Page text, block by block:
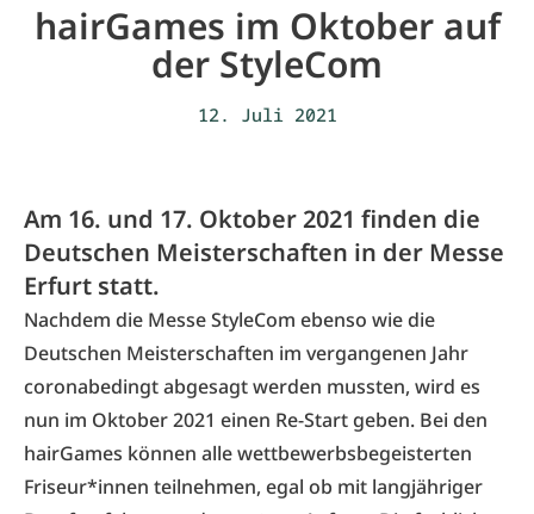
hairGames im Oktober auf
der StyleCom
12. Juli 2021
Am 16. und 17. Oktober 2021 finden die
Deutschen Meisterschaften in der Messe
Erfurt statt.
Nachdem die Messe StyleCom ebenso wie die
Deutschen Meisterschaften im vergangenen Jahr
coronabedingt abgesagt werden mussten, wird es
nun im Oktober 2021 einen Re-Start geben. Bei den
hairGames können alle wettbewerbsbegeisterten
Friseur*innen teilnehmen, egal ob mit langjähriger